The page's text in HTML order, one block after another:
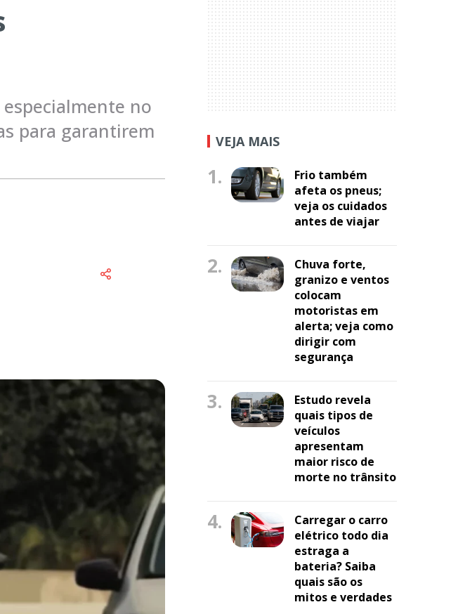
no
para garantirem
VEJA MAIS
1.
Frio também
afeta os pneus;
veja os cuidados
antes de viajar
2.
Chuva forte,
granizo e ventos
colocam
motoristas em
alerta; veja como
dirigir com
segurança
3.
Estudo revela
quais tipos de
veículos
apresentam
maior risco de
morte no trânsito
4.
Carregar o carro
elétrico todo dia
estraga a
bateria? Saiba
quais são os
mitos e verdades